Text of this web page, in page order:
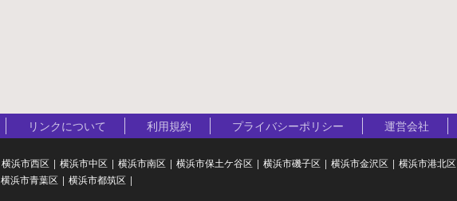
リンクについて 利用規約 プライバシーポリシー 運営会社
横浜市西区 横浜市中区 横浜市南区 横浜市保土ケ谷区 横浜市磯子区 横浜市金沢区 横浜市港北区
横浜市青葉区 横浜市都筑区